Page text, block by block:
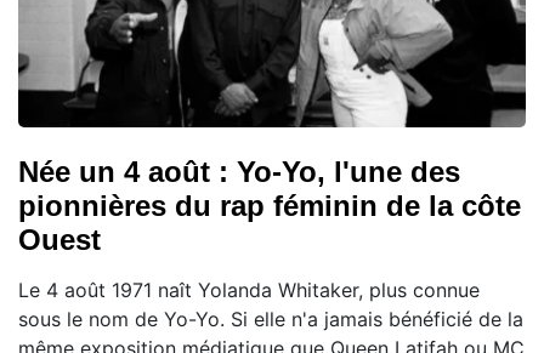
Née un 4 août : Yo-Yo, l'une des
pionnières du rap féminin de la côte
Ouest
Le 4 août 1971 naît Yolanda Whitaker, plus connue
sous le nom de Yo-Yo. Si elle n'a jamais bénéficié de la
même exposition médiatique que Queen Latifah ou MC